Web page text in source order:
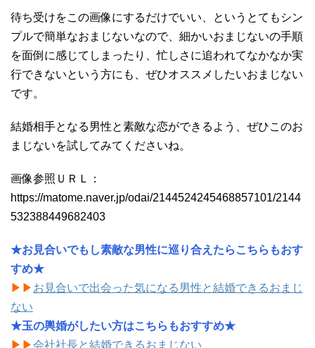
待ち受けをこの画像にするだけでいい、というとてもシン
プルで簡単なおまじないなので、細かいおまじないの手順
を面倒に感じてしまったり、忙しさに追われてなかなか実
行できないという方にも、ぜひオススメしたいおまじない
です。
結婚相手となる男性と素敵な恋ができるよう、ぜひこのお
まじないを試してみてくださいね。
画像参照ＵＲＬ：
https://matome.naver.jp/odai/2144524245468857101/2144
532388449682403
★お見合いでもし素敵な男性に巡り合えたらこちらもおす
すめ★
▶︎▶︎ お見合いで出会った気になる男性と結婚できるおまじ
ない
★玉の輿婚がしたい方はこちらもおすすめ★
▶︎▶︎会社社長と結婚できるおまじない